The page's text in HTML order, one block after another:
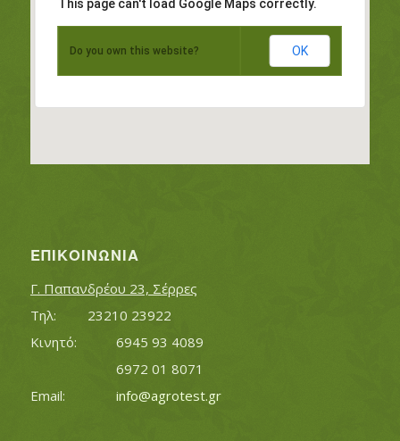
This page can't load Google Maps correctly.
Do you own this website? OK
ΕΠΙΚΟΙΝΩΝΊΑ
Γ. Παπανδρέου 23, Σέρρες
Τηλ:		23210 23922
Κινητό:		6945 93 4089
			6972 01 8071
info@agrotest.gr